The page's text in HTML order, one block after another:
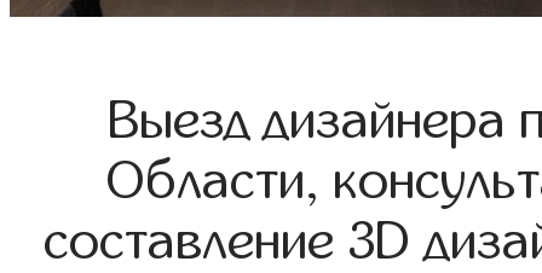
Выезд дизайнера
Области,
составление 3D